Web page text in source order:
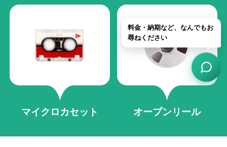
マイクロカセット オープンリール